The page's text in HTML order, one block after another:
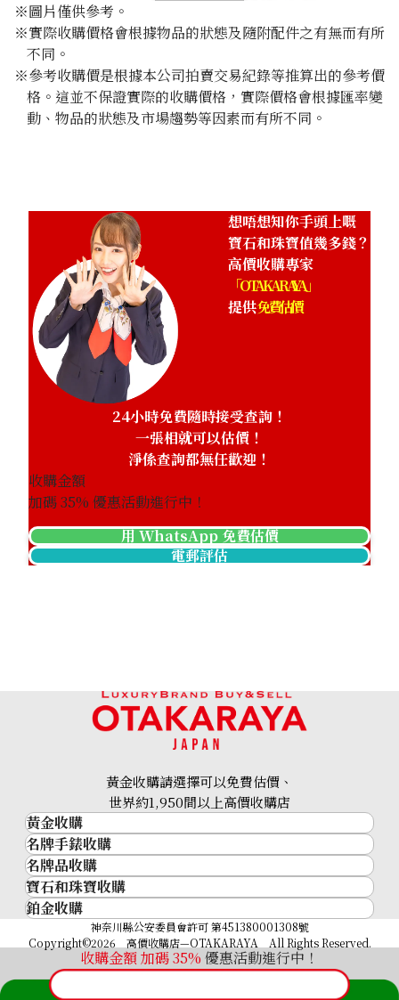
coral brooch
參考回收價
coral brooch
※圖片僅供參考。
※實際收購價格會根據物品的狀態及隨附配件之有無而有所
不同。
※參考收購價是根據本公司拍賣交易紀錄等推算出的參考價
格。這並不保證實際的收購價格，實際價格會根據匯率變
動、物品的狀態及市場趨勢等因素而有所不同。
想唔想知你手頭上嘅
寶石和珠寶值幾多錢？
高價收購專家
「OTAKARAYA」
提供免費估價
24小時免費隨時接受查詢！
一張相就可以估價！
淨係查詢都無任歡迎！
收購金額
加碼35% 優惠活動進行中！
用 WhatsApp 免費估價
電郵評估
收購金額 加碼35% 優惠活動進行中！
黃金收購請選擇可以免費估價、
世界約1,950間以上高價收購店
黃金收購
黃金･金條
金條
金幣及銀幣
過去十年黃金價格
金飾
金頸鍊
名牌手錶收購
名牌手錶收購
勞力士 (Rolex)
Patek Philippe
Audemars Piguet
Vacheron Constantin
A. Lange & Söhne
名牌品收購
名牌品收購
HERMES
LOUIS VUITTON
CHANEL
卡地亞（Cartier）
寶石和珠寶收購
寶石和珠寶
祖母綠
藍寶石
鉑金收購
神奈川縣公安委員會許可 第451380001308號
Copyright©2026 高價收購店—OTAKARAYA All Rights Reserved.